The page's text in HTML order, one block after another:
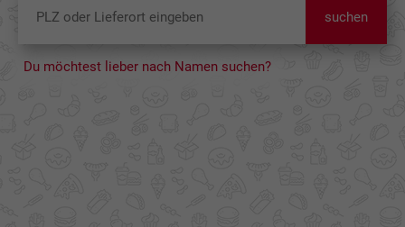
suchen
Du möchtest lieber nach Namen suchen?